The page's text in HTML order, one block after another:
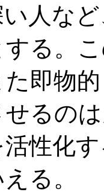
人な
する。
即物
るの
性化
る。